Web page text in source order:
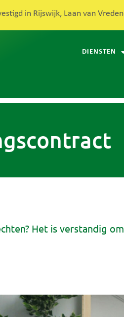
in Rijswijk, Laan van
DIENSTEN
Het is verstandig